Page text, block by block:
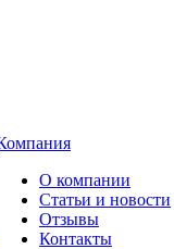
О компании
Статьи и новости
Отзывы
Контакты